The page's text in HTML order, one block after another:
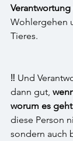
Wohlergehen
Tieres.
‼️ Und
dann gut,
worum es
diese Person
sondern auch